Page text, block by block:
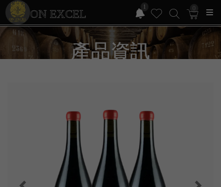
ON EXCEL
1 0
產品資訊